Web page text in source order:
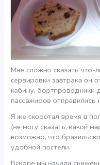
Мне сложно сказать что-
сервировки завтрака он
кабину, бортпроводники
пассажиров отправились
Я же скоротал время в
(не могу сказать, какой
возможно, что
удобной постели.
Вскоре мы начали